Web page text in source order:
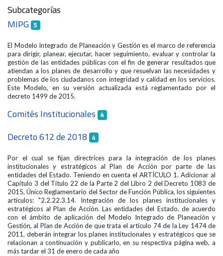
Subcategorías
MIPG 5
El Modelo Integrado de Planeación y Gestión es el marco de referencia
para dirigir, planear, ejecutar, hacer seguimiento, evaluar y controlar la
gestión de las entidades públicas con el fin de generar resultados que
atiendan a los planes de desarrollo y que resuelvan las necesidades y
problemas de los ciudadanos con integridad y calidad en los servicios.
Este Modelo, en su versión actualizada está reglamentado por el
decreto 1499 de 2015.
Comités Institucionales 4
Decreto 612 de 2018 4
Por el cual se fijan directrices para la integración de los planes
institucionales y estratégicos al Plan de Acción por parte de las
entidades del Estado. Teniendo en cuenta el ARTÍCULO 1. Adicionar al
Capítulo 3 del Título 22 de la Parte 2 del Libro 2 del Decreto 1083 de
2015, Único Reglamentario del Sector de Función Pública, los siguientes
artículos: "2.2.22.3.14. Integración de los planes institucionales y
estratégicos al Plan de Acción. Las entidades del Estado, de acuerdo
con el ámbito de aplicación del Modelo Integrado de Planeación y
Gestión, al Plan de Acción de que trata el artículo 74 de la Ley 1474 de
2011, deberán integrar los planes institucionales y estratégicos que se
relacionan a continuación y publicarlo, en su respectiva página web, a
más tardar el 31 de enero de cada año